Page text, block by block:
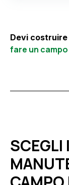
Devi
fare un
SCEGLI